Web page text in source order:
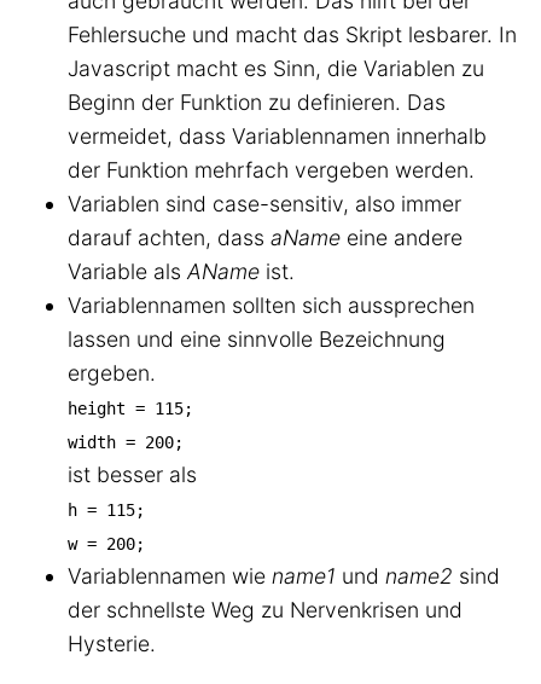
Fehlersuche und macht das Skript lesbarer. In
Javascript macht es Sinn, die Variablen zu
Beginn der Funktion zu definieren. Das
vermeidet, dass Variablennamen innerhalb
der Funktion mehrfach vergeben werden.
Variablen sind case-sensitiv, also immer
darauf achten, dass aName eine andere
Variable als AName ist.
Variablennamen sollten sich aussprechen
lassen und eine sinnvolle Bezeichnung
ergeben.
height = 115;
width = 200;
ist besser als
h = 115;
w = 200;
Variablennamen wie name1 und name2 sind
der schnellste Weg zu Nervenkrisen und
Hysterie.